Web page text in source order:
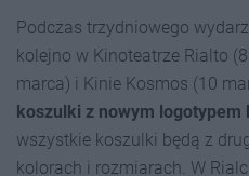
Podczas trzydniowego
kolejno w Kinoteatrze Rialto
marca) i Kinie Kosmos (10
koszulki z nowym logotypem
wszystkie koszulki będą z
kolorach i rozmiarach. W